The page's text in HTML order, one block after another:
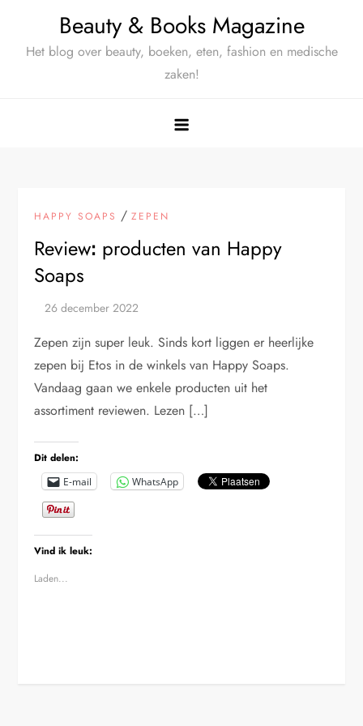
Beauty & Books Magazine
Het blog over beauty, boeken, eten, fashion en medische
zaken!
HAPPY SOAPS /ZEPEN
Reviewꓽ producten van Happy
Soaps
Zepen zijn super leuk. Sinds kort liggen er heerlijke
zepen bij Etos in de winkels van Happy Soaps.
Vandaag gaan we enkele producten uit het
assortiment reviewen. Lezen […]
Dit delen:
E-mail WhatsApp
Vind ik leuk:
Laden...